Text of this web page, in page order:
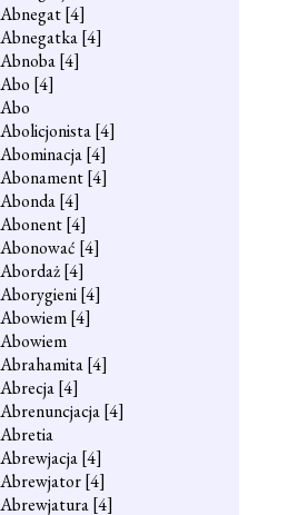
Abnegat[4]
Abnegatka[4]
Abnoba[4]
Abo [4]
Abo
Abolicjonista[4]
Abominacja[4]
Abonament[4]
Abonda[4]
Abonent[4]
Abonować [4]
Abordaż[4]
Aborygieni[4]
Abowiem[4]
Abowiem
Abrahamita[4]
Abrecja[4]
Abrenuncjacja[4]
Abretia
Abrewjacja[4]
Abrewjator[4]
Abrewjatura[4]